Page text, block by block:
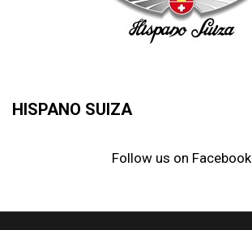
HISPANO SUIZA
Follow us on Facebook